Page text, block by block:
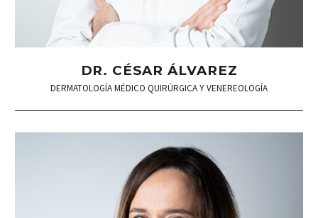
DR. CÉSAR ÁLVAREZ
DERMATOLOGÍA MÉDICO QUIRÚRGICA Y VENEREOLOGÍA